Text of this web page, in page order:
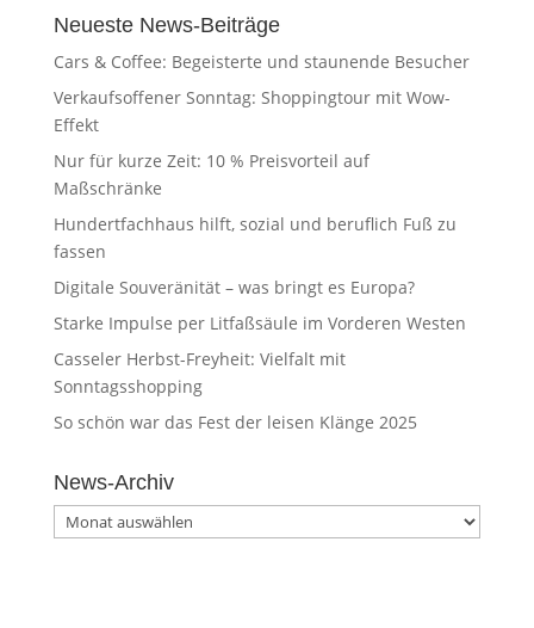
Neueste News-Beiträge
Cars & Coffee: Begeisterte und staunende Besucher
Verkaufsoffener Sonntag: Shoppingtour mit Wow-
Effekt
Nur für kurze Zeit: 10 % Preisvorteil auf
Maßschränke
Hundertfachhaus hilft, sozial und beruflich Fuß zu
fassen
Digitale Souveränität – was bringt es Europa?
Starke Impulse per Litfaßsäule im Vorderen Westen
Casseler Herbst-Freyheit: Vielfalt mit
Sonntagsshopping
So schön war das Fest der leisen Klänge 2025
News-Archiv
News-
Archiv